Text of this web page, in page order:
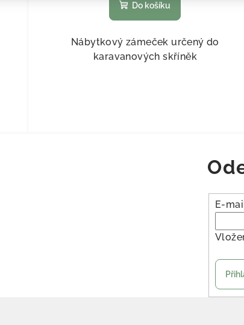
Do košíku
Nábytkový zámeček určený do
karavanových skříněk
E-